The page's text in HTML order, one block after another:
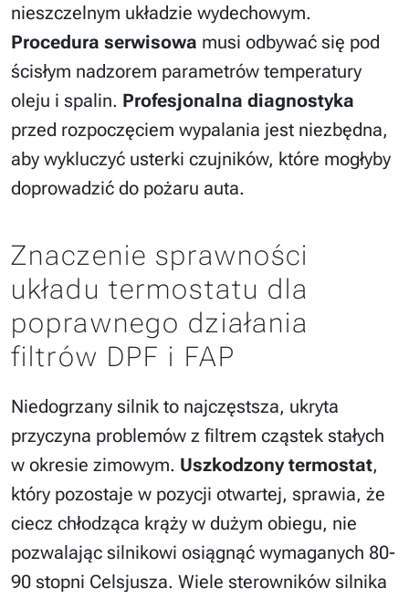
nieszczelnym układzie wydechowym.
Procedura serwisowa musi odbywać się pod
ścisłym nadzorem parametrów temperatury
oleju i spalin. Profesjonalna diagnostyka
przed rozpoczęciem wypalania jest niezbędna,
aby wykluczyć usterki czujników, które mogłyby
doprowadzić do pożaru auta.
Znaczenie sprawności
układu termostatu dla
poprawnego działania
filtrów DPF i FAP
Niedogrzany silnik to najczęstsza, ukryta
przyczyna problemów z filtrem cząstek stałych
w okresie zimowym. Uszkodzony termostat,
który pozostaje w pozycji otwartej, sprawia, że
ciecz chłodząca krąży w dużym obiegu, nie
pozwalając silnikowi osiągnąć wymaganych 80-
90 stopni Celsjusza. Wiele sterowników silnika